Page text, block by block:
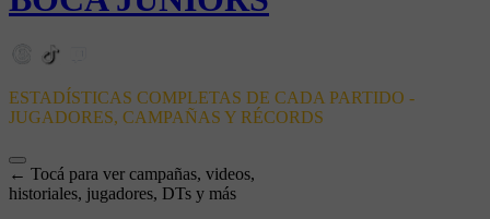
ESTADÍSTICAS COMPLETAS DE CADA PARTIDO -
JUGADORES, CAMPAÑAS Y RÉCORDS
← Tocá para ver campañas, videos,
historiales, jugadores, DTs y más